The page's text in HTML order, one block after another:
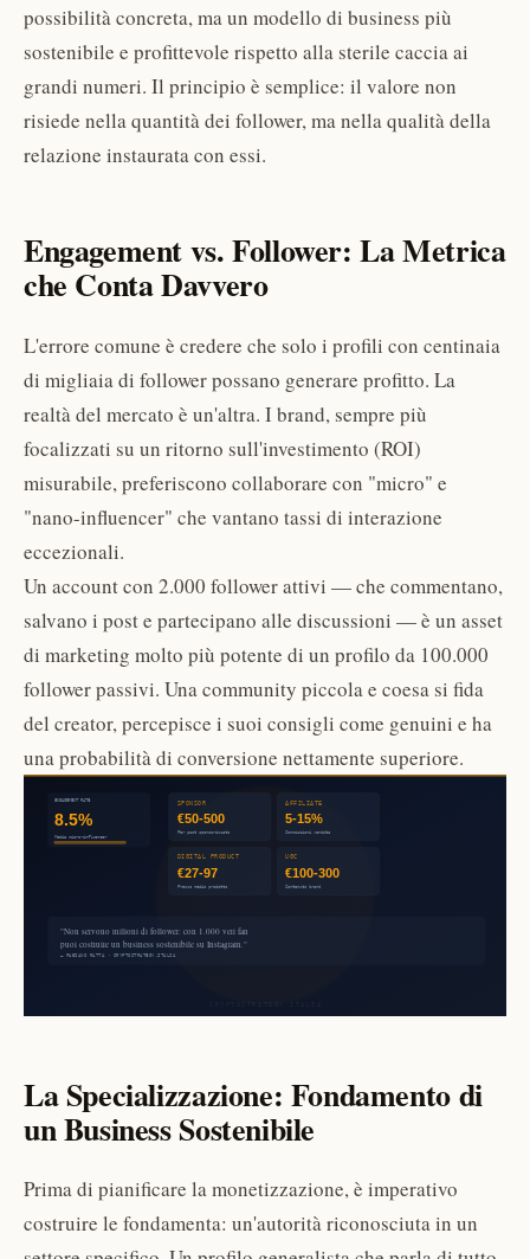
possibilità concreta, ma un modello di business più
sostenibile e profittevole rispetto alla sterile caccia ai
grandi numeri. Il principio è semplice: il valore non
risiede nella quantità dei follower, ma nella qualità della
relazione instaurata con essi.
Engagement vs. Follower: La Metrica
che Conta Davvero
L'errore comune è credere che solo i profili con centinaia
di migliaia di follower possano generare profitto. La
realtà del mercato è un'altra. I brand, sempre più
focalizzati su un ritorno sull'investimento (ROI)
misurabile, preferiscono collaborare con "micro" e
"nano-influencer" che vantano tassi di interazione
eccezionali.
Un account con 2.000 follower attivi — che commentano,
salvano i post e partecipano alle discussioni — è un asset
di marketing molto più potente di un profilo da 100.000
follower passivi. Una community piccola e coesa si fida
del creator, percepisce i suoi consigli come genuini e ha
una probabilità di conversione nettamente superiore.
La Specializzazione: Fondamento di
un Business Sostenibile
Prima di pianificare la monetizzazione, è imperativo
costruire le fondamenta: un'autorità riconosciuta in un